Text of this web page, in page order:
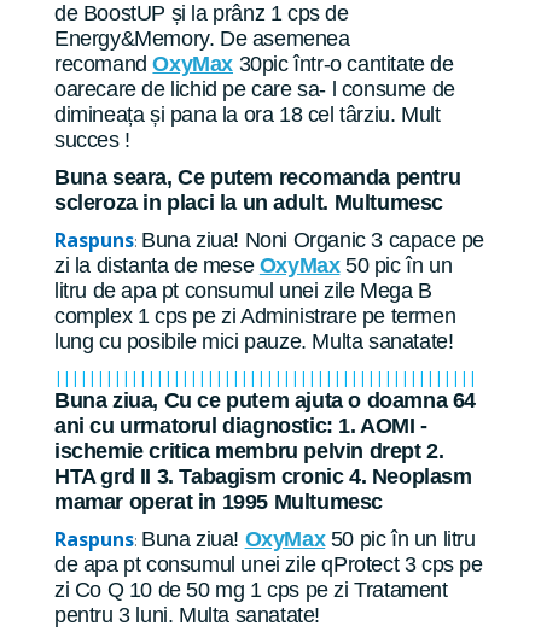
de BoostUP și la prânz 1 cps de
Energy&Memory. De asemenea
recomandOxyMax 30pic într-o cantitate de
oarecare de lichid pe care sa- l consume de
dimineața și pana la ora 18 cel târziu. Mult
succes !
Buna seara, Ce putem recomanda pentru
scleroza in placi la un adult. Multumesc
Raspuns: Buna ziua! Noni Organic 3 capace pe
zi la distanta de mese OxyMax50 pic în un
litru de apa pt consumul unei zile Mega B
complex 1 cps pe zi Administrare pe termen
lung cu posibile mici pauze. Multa sanatate!
||||||||||||||||||||||||||||||||||||||||||||||||||
Buna ziua, Cu ce putem ajuta o doamna 64
ani cu urmatorul diagnostic: 1. AOMI -
ischemie critica membru pelvin drept 2.
HTA grd II 3. Tabagism cronic 4. Neoplasm
mamar operat in 1995 Multumesc
Raspuns: Buna ziua! OxyMax50 pic în un litru
de apa pt consumul unei zile qProtect 3 cps pe
zi Co Q 10 de 50 mg 1 cps pe zi Tratament
pentru 3 luni. Multa sanatate!